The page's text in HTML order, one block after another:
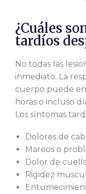
¿Cuáles
tardíos
No todas las
inmediato. La
cuerpo puede
horas o incluso
Los síntomas
Dolores de
Mareos o
Dolor de
Rigidez